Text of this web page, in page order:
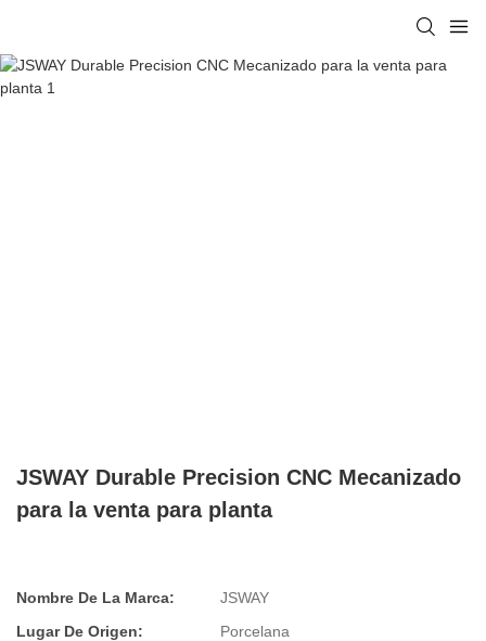
JSWAY Durable Precision CNC Mecanizado
para la venta para planta
Nombre De La Marca:
JSWAY
Lugar De Origen:
Porcelana